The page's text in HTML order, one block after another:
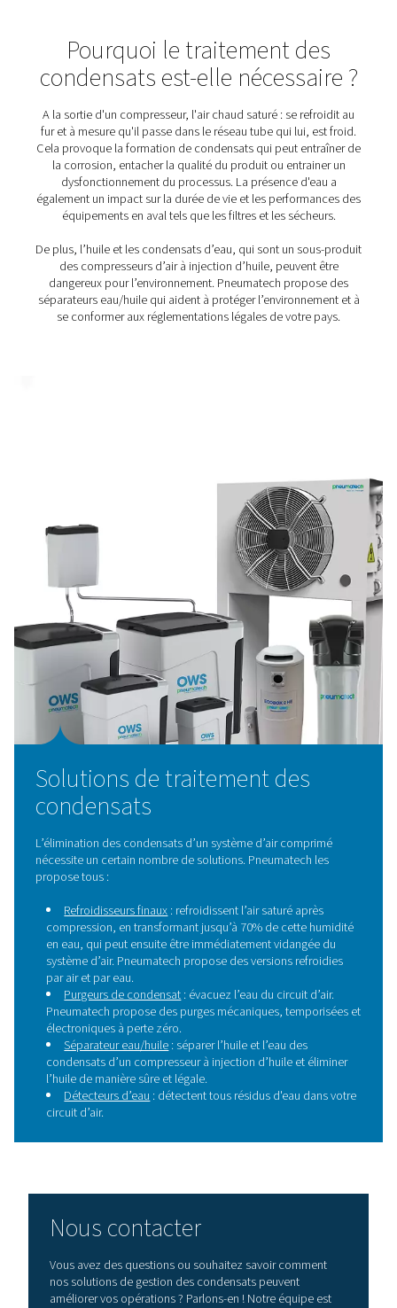
Les refroidisseurs finaux sont essentiels dans les
comprimé, car ils refroidissent l’air chaud avant qu’il
l’équipement en aval. Ce processus réduit l’humidité,
condensation qui peut provoquer de la corrosion, des
et une mauvaise qualité d'air. En éliminant l’excès de
d’humidité, les refroidisseurs finaux améliorent
système, protègent l’équipement et améliorent la
secteurs tels que la fabrication, l’agroalimentaire et
pharmaceutiques.
Les séparateurs d’eau sont des composants
systèmes d’air comprimé, conçus pour éliminer l’eau
contaminants en vrac de l’air comprimé. En éliminant
l’humidité, ces séparateurs empêchent la corrosion,
l’équipement en aval et maintiennent l’efficacité ainsi
globale du système.
Pourquoi le traitement
fur et à mesure qu'il passe dans le réseau tube qui lui,
la corrosion, entacher la qualité du produit ou
dysfonctionnement du processus. La présence